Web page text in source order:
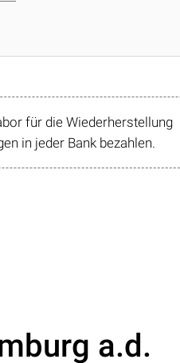
für die Wiederherstellung
in jeder Bank bezahlen.
a.d.